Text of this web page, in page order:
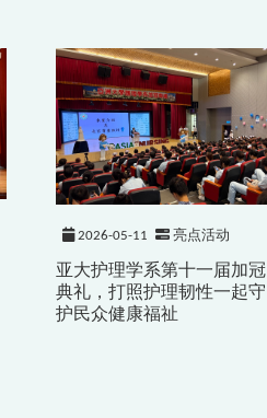
2026-05-11 亮点活动
亚大护理学系第十一届加冠
典礼，打照护理韧性一起守
护民众健康福祉